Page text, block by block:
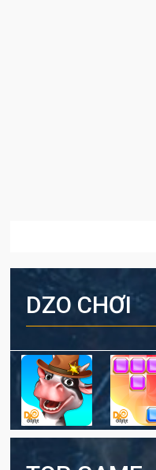
DZO CHƠI